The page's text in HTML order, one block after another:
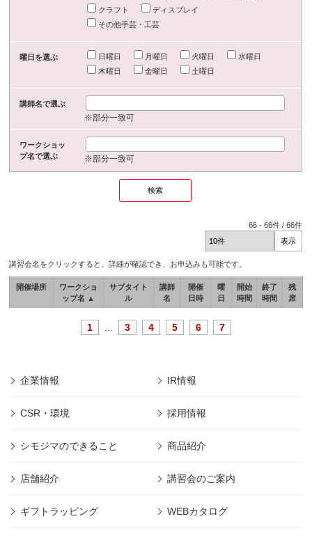
クラフト
ディスプレイ
その他手芸・工芸
曜日を選ぶ 日曜日 月曜日 火曜日
水曜日
木曜日
金曜日 土曜日
講師名で選ぶ
※部分一致可
ワークショッ
プ名で選ぶ
※部分一致可
66 -66件 /66件
講習会名をクリックすると、詳細が確認でき、お申込みも可能です。
開催場所
ワークショ
ップ名 ▲
サブタイト
ル
講師
名
開催
日時
曜
日
開始
時間
終了
時間
残
席
1 3 4 5 6 7
企業情報 IR情報
CSR・環境 採用情報
シモジマのできること 商品紹介
店舗紹介 講習会のご案内
ギフトラッピング WEBカタログ